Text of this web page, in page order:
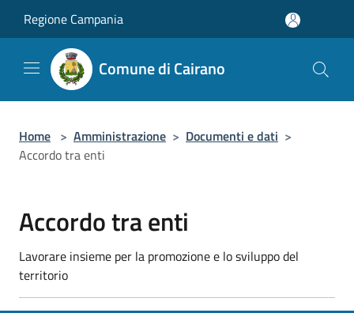
Regione Campania
Comune di Cairano
Home > Amministrazione > Documenti e dati >
Accordo tra enti
Accordo tra enti
Lavorare insieme per la promozione e lo sviluppo del
territorio